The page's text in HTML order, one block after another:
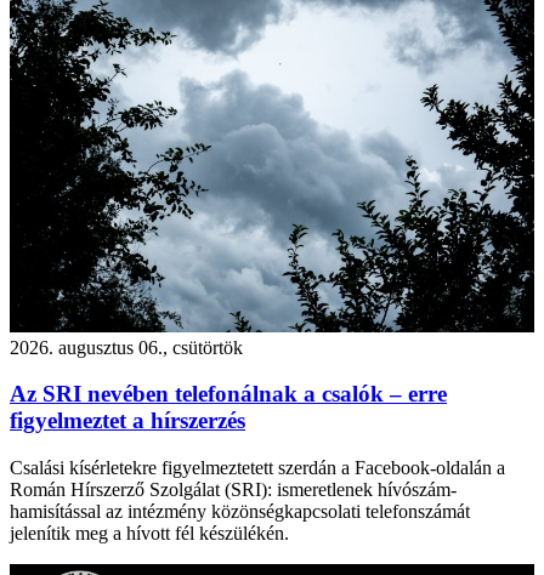
2026. augusztus 06., csütörtök
Az SRI nevében telefonálnak a csalók – erre
figyelmeztet a hírszerzés
Csalási kísérletekre figyelmeztetett szerdán a Facebook-oldalán a
Román Hírszerző Szolgálat (SRI): ismeretlenek hívószám-
hamisítással az intézmény közönségkapcsolati telefonszámát
jelenítik meg a hívott fél készülékén.